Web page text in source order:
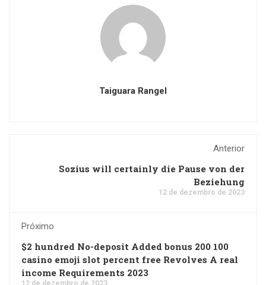
Taiguara Rangel
Anterior
Sozius will certainly die Pause von der
Beziehung
12 de dezembro de 2023
Próximo
$2 hundred No-deposit Added bonus 200 100
casino emoji slot percent free Revolves A real
income Requirements 2023
12 de dezembro de 2023